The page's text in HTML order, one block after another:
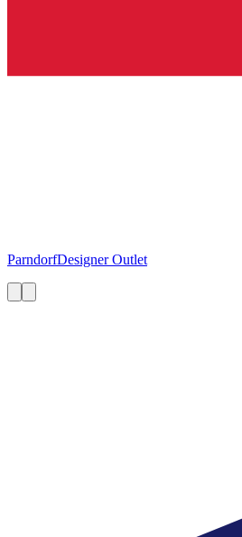
ParndorfDesigner Outlet